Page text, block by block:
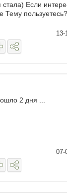
стала) Если
Тему
13-
2 дня ...
07-